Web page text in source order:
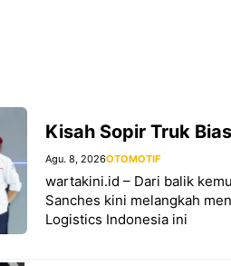
Kisah Sopir Truk
Agu. 8, 2026OTOMOTIF
wartakini.id – Dari balik
Sanches kini melangkah
Logistics Indonesia ini